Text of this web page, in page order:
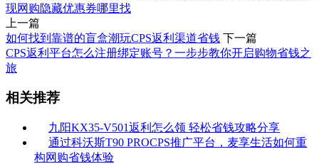
现网购隐藏优惠券哪里找
上一篇
如何找到靠谱的盲盒潮玩CPS返利渠道省钱 下一篇
CPS返利平台怎么注册绑定账号？一步步教你开启购物省钱之
旅
相关推荐
九阳KX35-V501返利怎么领 轻松省钱攻略分享
通过科沃斯T90 PROCPS推广平台，麦享生活如何重
构网购省钱体验